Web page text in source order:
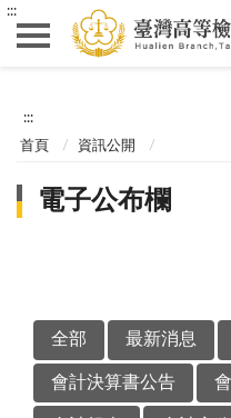
:::
:::
首頁 資訊公開
電子公布欄
全部 最新消息
會計決算書公告